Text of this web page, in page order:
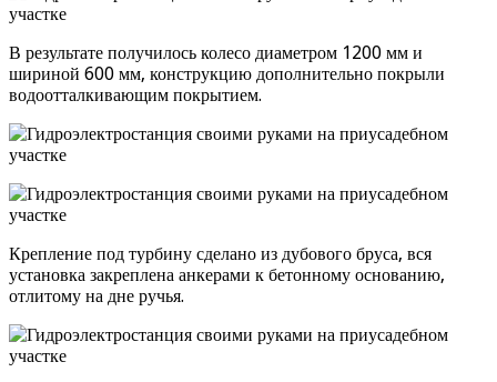
В результате получилось колесо диаметром 1200 мм и
шириной 600 мм, конструкцию дополнительно покрыли
водоотталкивающим покрытием.
Крепление под турбину сделано из дубового бруса, вся
установка закреплена анкерами к бетонному основанию,
отлитому на дне ручья.